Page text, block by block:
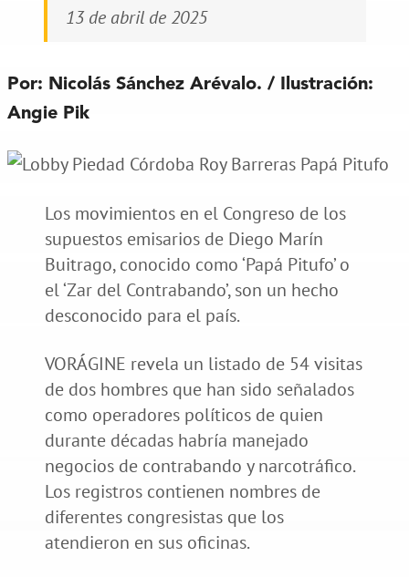
13 de abril de 2025
Por: Nicolás Sánchez Arévalo. / Ilustración:
Angie Pik
Los movimientos en el Congreso de los
supuestos emisarios de Diego Marín
Buitrago, conocido como ‘Papá Pitufo’ o
el ‘Zar del Contrabando’, son un hecho
desconocido para el país.
VORÁGINE revela un listado de 54 visitas
de dos hombres que han sido señalados
como operadores políticos de quien
durante décadas habría manejado
negocios de contrabando y narcotráfico.
Los registros contienen nombres de
diferentes congresistas que los
atendieron en sus oficinas.